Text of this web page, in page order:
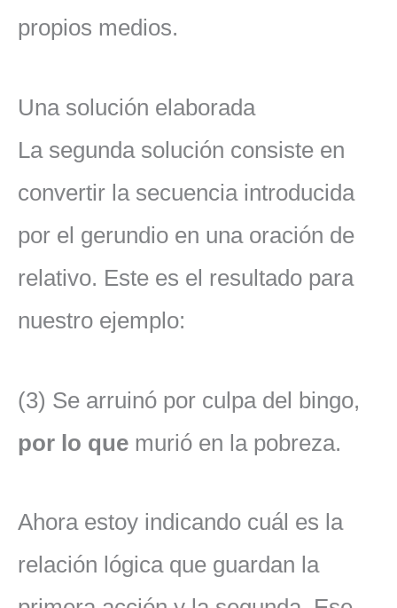
propios medios.
Una solución elaborada
La segunda solución consiste en
convertir la secuencia introducida
por el gerundio en una oración de
relativo. Este es el resultado para
nuestro ejemplo:
(3) Se arruinó por culpa del bingo,
por lo que murió en la pobreza.
Ahora estoy indicando cuál es la
relación lógica que guardan la